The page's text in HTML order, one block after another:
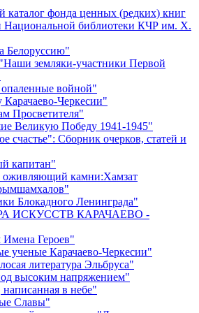
каталог фонда ценных (редких) книг
Национальной библиотеки КЧР им. Х.
Белоруссию"
земляки-участники Первой
войной"
Черкесии"
Просветителя"
Великую Победу 1941-1945"
счастье": Сборник очерков, статей и
капитан"
камни:Хамзат
Блокадного Ленинграда"
ИСКУССТВ КАРАЧАЕВО -
Героев"
ученые Карачаево-Черкесии"
литература Эльбруса"
высоким напряжением"
в небе"
Славы"